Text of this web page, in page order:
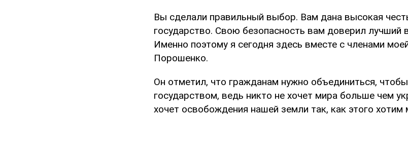
Вы сделали правильный выбор. Вам дана высокая
государство. Свою безопасность вам доверил лучший
Именно поэтому я сегодня здесь вместе с членами
Порошенко.
Он отметил, что гражданам нужно объединиться,
государством, ведь никто не хочет мира больше чем
хочет освобождения нашей земли так, как этого хотим